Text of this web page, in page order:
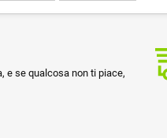
e se qualcosa non ti piace,